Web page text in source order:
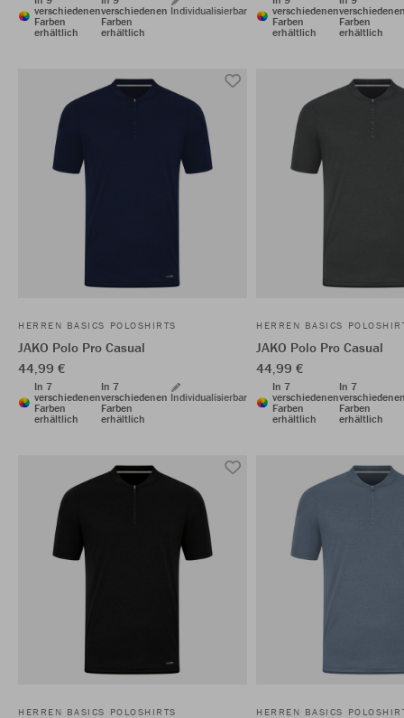
verschiedenen
Farben
erhältlich
verschiedenen
Farben
erhältlich
Individualisierbar
verschiedenen
Farben
erhältlich
Farben
erhältlich
HERREN BASICS POLOSHIRTS
JAKO Polo Pro Casual
44,99 €
In 7
verschiedenen
Farben
erhältlich
In 7
verschiedenen
Farben
erhältlich
Individualisierbar
HERREN BASICS
JAKO Polo Pro Casual
44,99 €
In 7
verschiedenen
Farben
erhältlich
In 7
Farben
erhältlich
HERREN BASICS POLOSHIRTS HERREN BASICS